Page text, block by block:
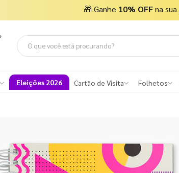
🎁 Ganhe 10% OFFna sua
Eleições 2026 Cartão de Visita Folhetos